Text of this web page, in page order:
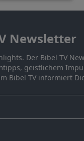
Newsletter
Der Bibel TV
geistlichem
Bibel TV informiert